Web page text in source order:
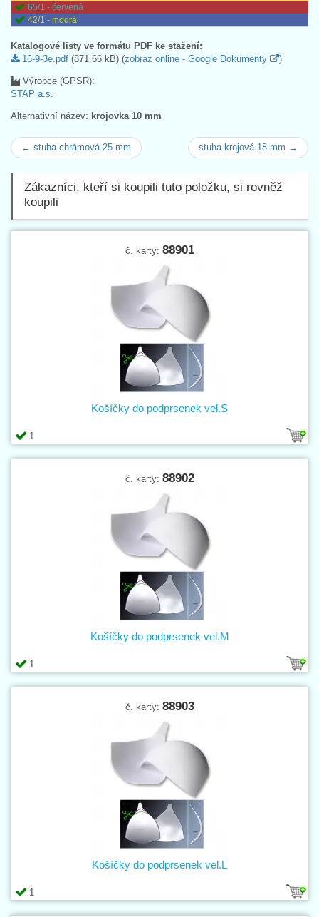
65/1 - červená
42/1 - modrá
Katalogové listy ve formátu PDF ke stažení:
16-9-3e.pdf (871.66 kB) (zobraz online - Google Dokumenty )
Výrobce (GPSR):
STAP a.s.
Alternativní název: krojovka 10 mm
← stuha chrámová 25 mm stuha krojová 18 mm →
Zákazníci, kteří si koupili tuto položku, si rovněž
koupili
č. karty: 88901
1
Košíčky do podprsenek vel.S
č. karty: 88902
1
Košíčky do podprsenek vel.M
č. karty: 88903
1
Košíčky do podprsenek vel.L